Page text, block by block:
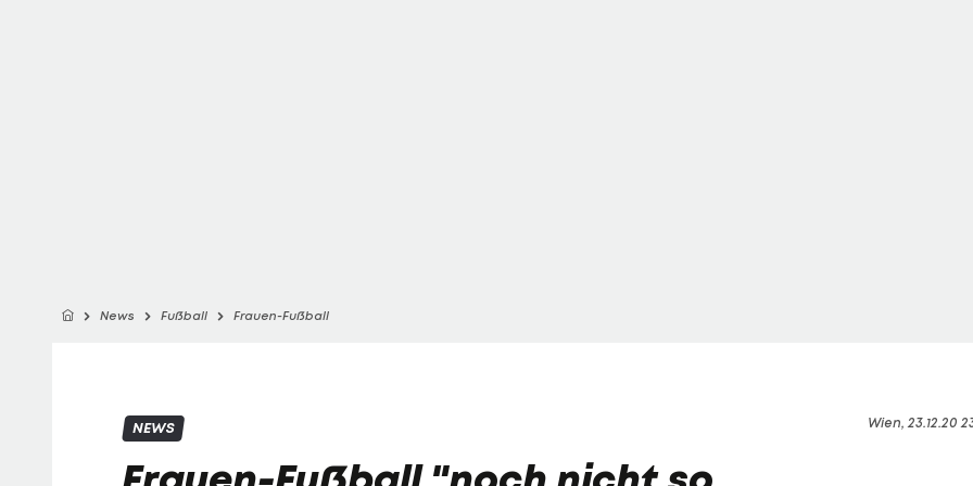
News Fußball Frauen-Fußball
Wien, 23.12.20
NEWS